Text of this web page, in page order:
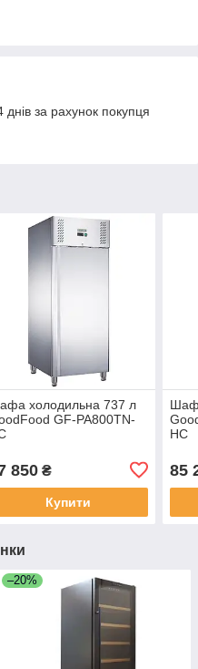
за рахунок покупця
холодильна 737 л
GF-PA800TN-
850₴
Купити
HC
85
–20%